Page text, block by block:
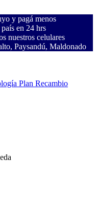
y pagá menos
en 24 hrs
nuestros celulares
Paysandú, Maldonado
Plan Recambio